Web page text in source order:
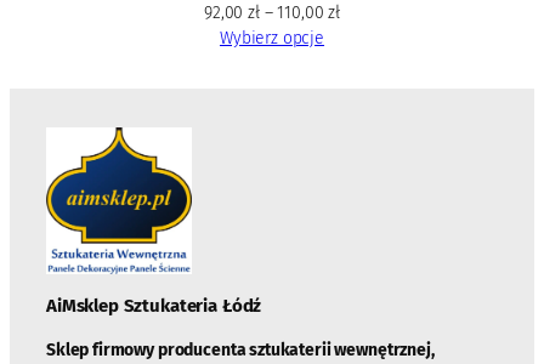
92,00zł– 110,00zł
Wybierz opcje
AiMsklep Sztukateria Łódź
Sklep firmowy producenta sztukaterii wewnętrznej,